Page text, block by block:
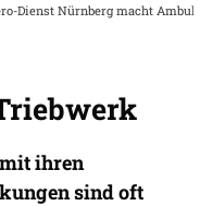
Dienst Nürnberg macht
ihren
sind oft